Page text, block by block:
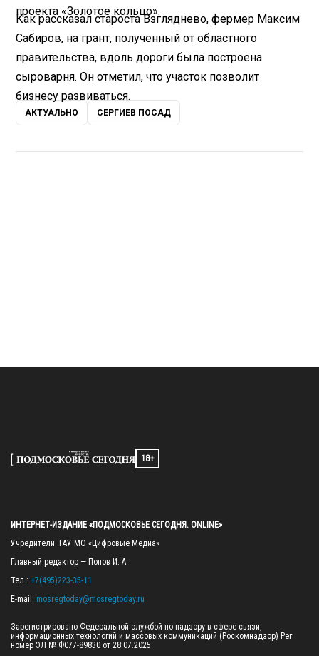
проекта «Золотое кольцо».
Как рассказал староста Взгляднево, фермер Максим
Сабиров, на грант, полученный от областного
правительства, вдоль дороги была построена
сыроварня. Он отметил, что участок позволит
бизнесу развиваться.
АКТУАЛЬНО СЕРГИЕВ ПОСАД
18+
ИНТЕРНЕТ-ИЗДАНИЕ «ПОДМОСКОВЬЕ СЕГОДНЯ. ONLINE»
Учредители: ГАУ МО «Цифровые Медиа»
Главный редактор — Попов И. А.
Тел.: +7(495)223-35-11
E-mail: mosregtoday@mosregtoday.ru
Зарегистрировано Федеральной службой по надзору в сфере связи,
информационных технологий и массовых коммуникаций (Роскомнадзор) Рег.
номер ЭЛ № ФС77-89830 от 28.07.2025